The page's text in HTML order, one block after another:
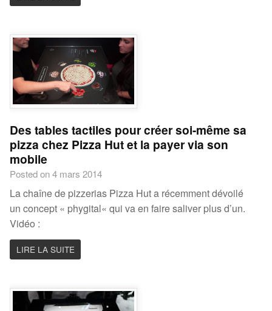
Des tables tactiles pour créer soi-même sa
pizza chez Pizza Hut et la payer via son
mobile
Posted on 4 mars 2014
La chaîne de pizzerias Pizza Hut a récemment dévoilé
un concept « phygital« qui va en faire saliver plus d’un.
Vidéo :
LIRE LA SUITE